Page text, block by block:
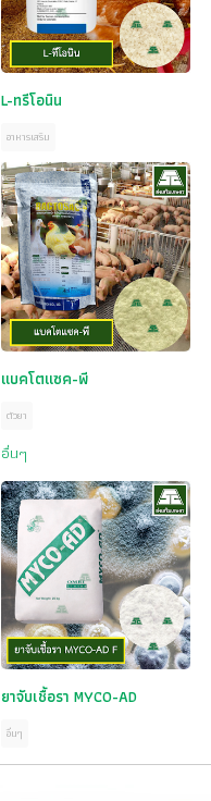
L-ทรีโอนิน
อาหารเสริม
แบคโตแซค-พี
ตัวยา
อื่นๆ
ยาจับเชื้อรา MYCO-AD
อื่นๆ